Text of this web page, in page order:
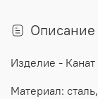
Описание
Изделие - Канат
Материал: сталь,